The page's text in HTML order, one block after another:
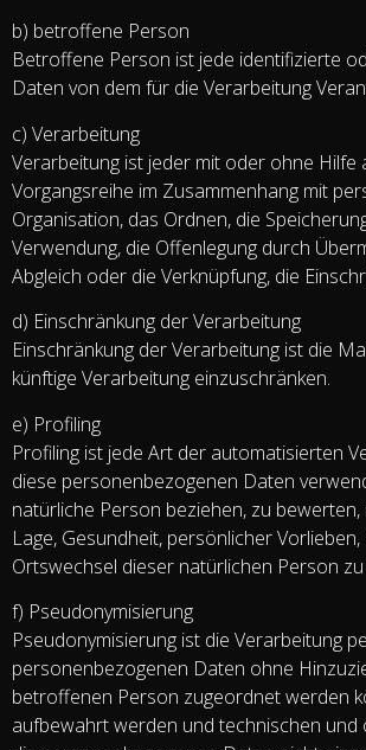
b) betroffene Person
Betroffene Person ist jede identifizierte
Daten von dem für die Verarbeitung
c) Verarbeitung
Verarbeitung ist jeder mit oder ohne
Vorgangsreihe im Zusammenhang mit
Organisation, das Ordnen, die
Verwendung, die Offenlegung durch
Abgleich oder die Verknüpfung, die
d) Einschränkung der Verarbeitung
Einschränkung der Verarbeitung ist die
künftige Verarbeitung einzuschränken.
e) Profiling
Profiling ist jede Art der automatisierten
diese personenbezogenen Daten
natürliche Person beziehen, zu
Lage, Gesundheit, persönlicher
Ortswechsel dieser natürlichen Person
f) Pseudonymisierung
Pseudonymisierung ist die Verarbeitung
personenbezogenen Daten ohne
betroffenen Person zugeordnet werden
aufbewahrt werden und technischen